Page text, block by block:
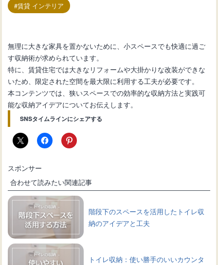
賃貸 インテリア
無理に大きな家具を置かないために、小スペースでも快適に過ご
す収納術が求められています。
特に、賃貸住宅では大きなリフォームや大掛かりな改装ができな
いため、限定された空間を最大限に利用する工夫が必要です。
本コンテンツでは、狭いスペースでの効率的な収納方法と実践可
能な収納アイデアについてお伝えします。
SNSタイムラインにシェアする
スポンサー
合わせて読みたい関連記事
階段下のスペースを活用したトイレ収
納のアイデアと工夫
トイレ収納：使い勝手のいいカウンタ